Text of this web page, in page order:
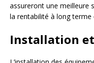
assureront une meilleure
la rentabilité à long terme
Installation